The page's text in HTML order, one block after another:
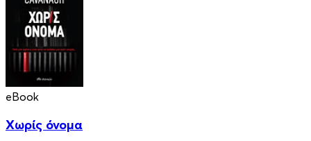
eBook
Χωρίς όνομα